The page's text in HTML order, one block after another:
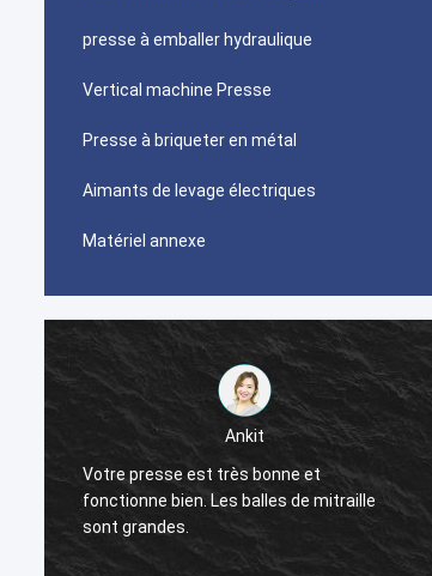
presse à emballer hydraulique
Vertical machine Presse
Presse à briqueter en métal
Aimants de levage électriques
Matériel annexe
Ankit
Votre presse est très bonne et
fonctionne bien. Les balles de mitraille
sont grandes.